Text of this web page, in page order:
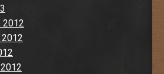
2012